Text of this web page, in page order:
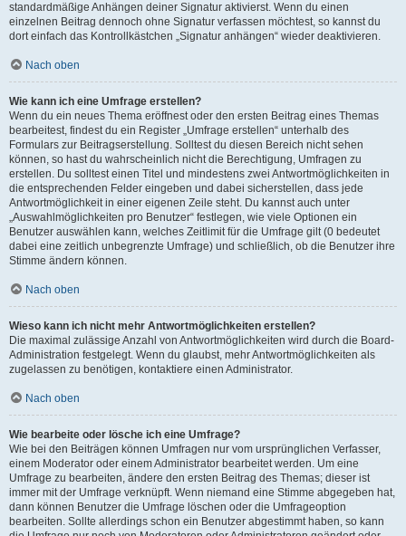
standardmäßige Anhängen deiner Signatur aktivierst. Wenn du einen
einzelnen Beitrag dennoch ohne Signatur verfassen möchtest, so kannst du
dort einfach das Kontrollkästchen „Signatur anhängen“ wieder deaktivieren.
Nach oben
Wie kann ich eine Umfrage erstellen?
Wenn du ein neues Thema eröffnest oder den ersten Beitrag eines Themas
bearbeitest, findest du ein Register „Umfrage erstellen“ unterhalb des
Formulars zur Beitragserstellung. Solltest du diesen Bereich nicht sehen
können, so hast du wahrscheinlich nicht die Berechtigung, Umfragen zu
erstellen. Du solltest einen Titel und mindestens zwei Antwortmöglichkeiten in
die entsprechenden Felder eingeben und dabei sicherstellen, dass jede
Antwortmöglichkeit in einer eigenen Zeile steht. Du kannst auch unter
„Auswahlmöglichkeiten pro Benutzer“ festlegen, wie viele Optionen ein
Benutzer auswählen kann, welches Zeitlimit für die Umfrage gilt (0 bedeutet
dabei eine zeitlich unbegrenzte Umfrage) und schließlich, ob die Benutzer ihre
Stimme ändern können.
Nach oben
Wieso kann ich nicht mehr Antwortmöglichkeiten erstellen?
Die maximal zulässige Anzahl von Antwortmöglichkeiten wird durch die Board-
Administration festgelegt. Wenn du glaubst, mehr Antwortmöglichkeiten als
zugelassen zu benötigen, kontaktiere einen Administrator.
Nach oben
Wie bearbeite oder lösche ich eine Umfrage?
Wie bei den Beiträgen können Umfragen nur vom ursprünglichen Verfasser,
einem Moderator oder einem Administrator bearbeitet werden. Um eine
Umfrage zu bearbeiten, ändere den ersten Beitrag des Themas; dieser ist
immer mit der Umfrage verknüpft. Wenn niemand eine Stimme abgegeben hat,
dann können Benutzer die Umfrage löschen oder die Umfrageoption
bearbeiten. Sollte allerdings schon ein Benutzer abgestimmt haben, so kann